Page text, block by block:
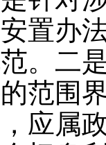
置办
。二
范围
应属